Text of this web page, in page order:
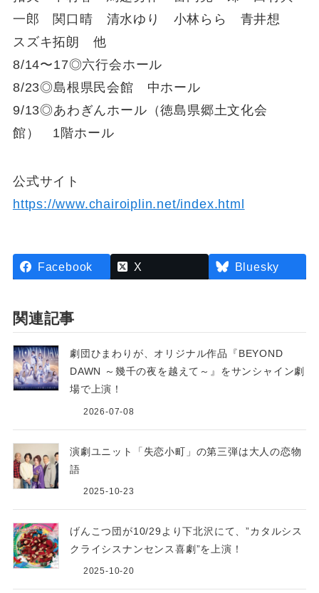
一郎 関口晴 清水ゆり 小林らら 青井想
スズキ拓朗 他
8/14〜17◎六行会ホール
8/23◎島根県民会館 中ホール
9/13◎あわぎんホール（徳島県郷土文化会
館） 1階ホール
公式サイト
https://www.chairoiplin.net/index.html
Facebook X Bluesky
関連記事
劇団ひまわりが、オリジナル作品『BEYOND
DAWN ～幾千の夜を越えて～』をサンシャイン劇
場で上演！
2026-07-08
演劇ユニット「失恋小町」の第三弾は大人の恋物
語
2025-10-23
げんこつ団が10/29より下北沢にて、”カタルシス
クライシスナンセンス喜劇”を上演！
2025-10-20